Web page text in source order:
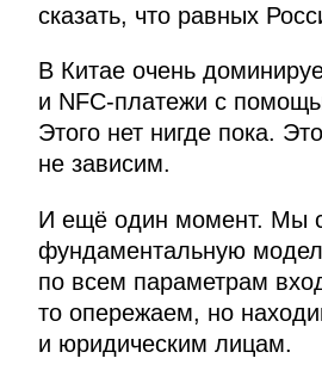
сказать, что равных
В Китае очень
и NFC-платежи с
Этого нет нигде пока.
не зависим.
И ещё один момент. Мы
фундаментальную
по всем параметрам
то опережаем, но
и юридическим лицам.